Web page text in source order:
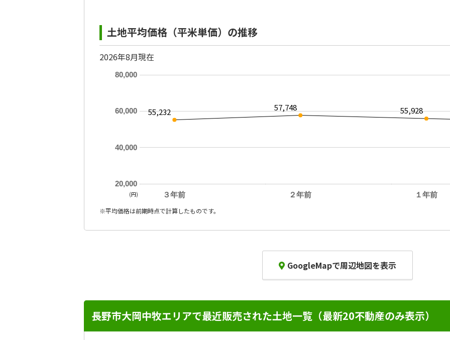
土地平均価格（平米単価）の推移
2026年8月現在
３年前 ２年前 １年前
20,000
40,000
60,000
80,000
55,232 57,748 55,928
(円)
※平均価格は前期時点で計算したものです。
GoogleMapで周辺地図を表示
長野市大岡中牧エリアで最近販売された土地一覧（最新20不動産のみ表示）